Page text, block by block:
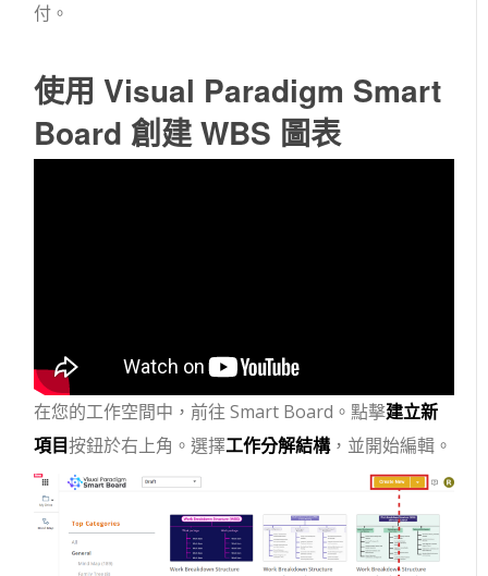
付。
使用 Visual Paradigm Smart
Board 創建 WBS 圖表
在您的工作空間中，前往 Smart Board。點擊建立新
項目按鈕於右上角。選擇工作分解結構，並開始編輯。